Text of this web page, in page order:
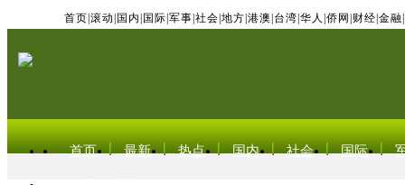
首页 滚动 国内 国际 军事 社会 地方 港澳 台湾 华人 侨网 财经 金融
首页 最新 热点 国内 社会 国际